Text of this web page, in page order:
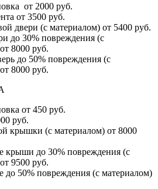
от 2000 руб.
от 3500 руб.
двери (с материалом) от 5400 руб.
до 30% повреждения (с
8000 руб.
до 50% повреждения (с
8000 руб.
от 450 руб.
руб.
крышки (с материалом) от 8000
крыши до 30% повреждения (с
9500 руб.
до 50% повреждения (с материалом)